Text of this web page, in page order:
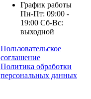
График работы
Пн-Пт: 09:00 -
19:00 Сб-Вс:
выходной
Пользовательское
соглашение
Политика обработки
персональных данных